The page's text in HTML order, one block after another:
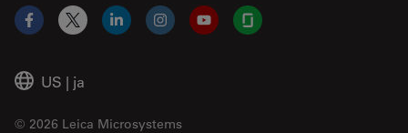
US | ja
© 2026 Leica Microsystems
Facebook
X LinkedInInstagramYouTubeGlassdoor